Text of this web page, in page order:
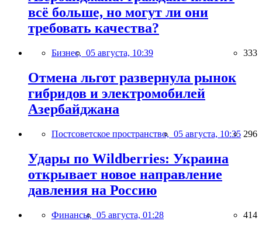
всё больше, но могут ли они
требовать качества?
Бизнес, 05 августа, 10:39 333
Отмена льгот развернула рынок
гибридов и электромобилей
Азербайджана
Постсоветское пространство, 05 августа, 10:35 296
Удары по Wildberries: Украина
открывает новое направление
давления на Россию
Финансы, 05 августа, 01:28 414